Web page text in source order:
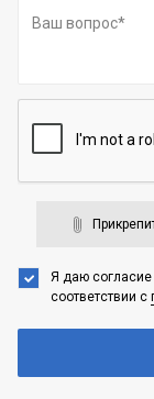
Я даю
соответствии с